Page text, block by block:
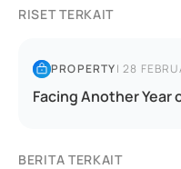
RISET TERKAIT
PROPERTY|28
Facing Another Year
BERITA TERKAIT